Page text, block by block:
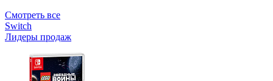
Смотреть все
Switch
Лидеры продаж